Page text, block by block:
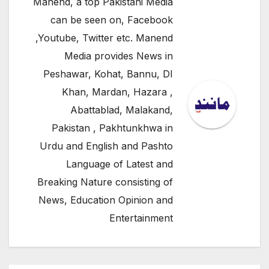
can be seen on, Facebook
,Youtube, Twitter etc. Manend
Media provides News in
Peshawar, Kohat, Bannu, DI
Khan, Mardan, Hazara ,
Abattablad, Malakand,
Pakistan , Pakhtunkhwa in
Urdu and English and Pashto
Language of Latest and
Breaking Nature consisting of
News, Education Opinion and
Entertainment